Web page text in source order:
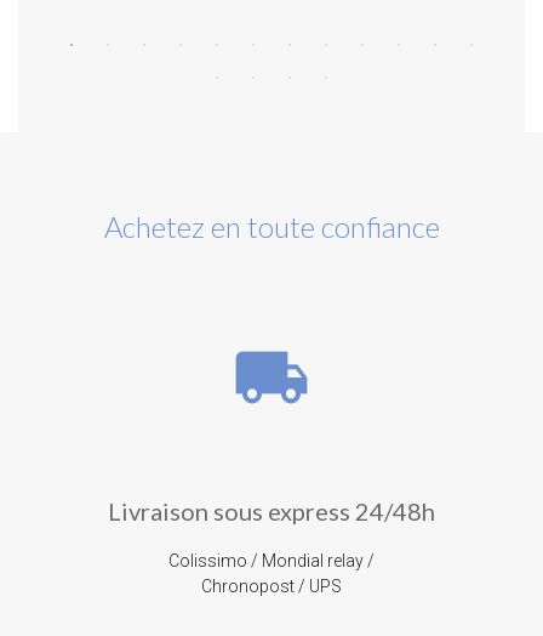
Achetez en toute confiance
local_shipping
Livraison sous express 24/48h
Colissimo / Mondial relay /
Chronopost / UPS